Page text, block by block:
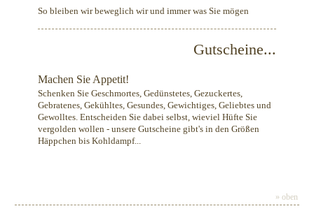
So bleiben wir beweglich wir und immer was Sie mögen
Gutscheine...
Machen Sie Appetit!
Schenken Sie Geschmortes, Gedünstetes, Gezuckertes,
Gebratenes, Gekühltes, Gesundes, Gewichtiges, Geliebtes und
Gewolltes. Entscheiden Sie dabei selbst, wieviel Hüfte Sie
vergolden wollen - unsere Gutscheine gibt's in den Größen
Häppchen bis Kohldampf...
» oben